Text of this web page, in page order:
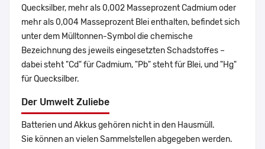
Quecksilber, mehr als 0,002 Masseprozent Cadmium oder
mehr als 0,004 Masseprozent Blei enthalten, befindet sich
unter dem Mülltonnen-Symbol die chemische
Bezeichnung des jeweils eingesetzten Schadstoffes –
dabei steht "Cd" für Cadmium, "Pb" steht für Blei, und "Hg"
für Quecksilber.
Der Umwelt Zuliebe
Batterien und Akkus gehören nicht in den Hausmüll.
Sie können an vielen Sammelstellen abgegeben werden.